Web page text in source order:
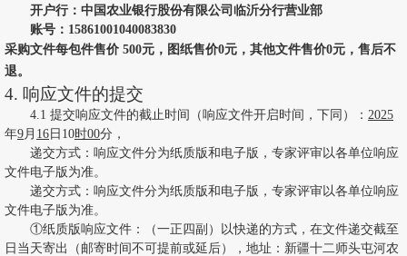
开户行：中国农业银行股份有限公司临沂分行营业部
账号： 15861001040083830
采购文件每包件售价 500元，图纸售价0元，其他文件售价0元，售后不
退。
4. 响应文件的提交
4.1 提交响应文件的截止时间（响应文件开启时间，下同） ： 2025
年9 月 16日 10时00分，
递交方式：响应文件分为纸质版和电子版，专家评审以各单位响应
文件电子版为准。
递交方式：响应文件分为纸质版和电子版，专家评审以各单位响应
文件电子版为准。
①纸质版响应文件：（一正四副）以快递的方式，在文件递交截至
日当天寄出（邮寄时间不可提前或延后），地址： 新疆十二师头屯河农